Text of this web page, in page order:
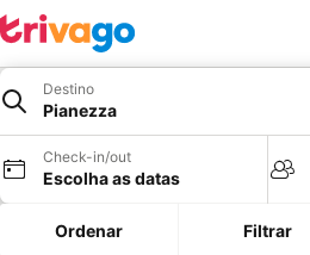
Destino
Pianezza
Check-in/out
Escolha as datas
Ordenar Filtrar